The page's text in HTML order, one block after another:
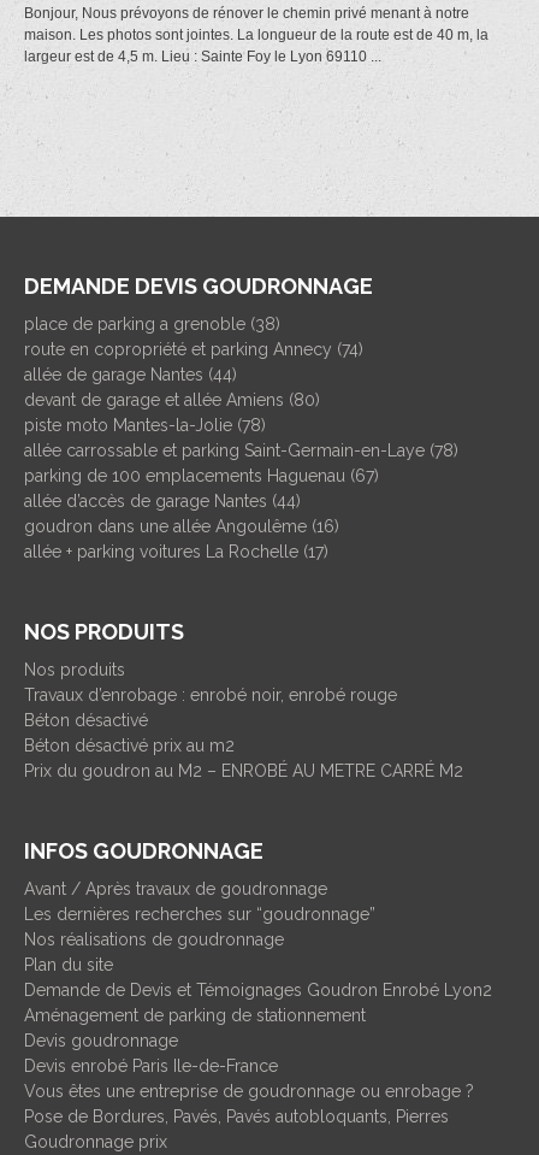
Bonjour, Nous prévoyons de rénover le chemin privé menant à notre
maison. Les photos sont jointes. La longueur de la route est de 40 m, la
largeur est de 4,5 m. Lieu : Sainte Foy le Lyon 69110 ...
DEMANDE DEVIS GOUDRONNAGE
place de parking a grenoble (38)
route en copropriété et parking Annecy (74)
allée de garage Nantes (44)
devant de garage et allée Amiens (80)
piste moto Mantes-la-Jolie (78)
allée carrossable et parking Saint-Germain-en-Laye (78)
parking de 100 emplacements Haguenau (67)
allée d’accès de garage Nantes (44)
goudron dans une allée Angoulême (16)
allée + parking voitures La Rochelle (17)
NOS PRODUITS
Nos produits
Travaux d’enrobage : enrobé noir, enrobé rouge
Béton désactivé
Béton désactivé prix au m2
Prix du goudron au M2 – ENROBÉ AU METRE CARRÉ M2
INFOS GOUDRONNAGE
Avant / Après travaux de goudronnage
Les dernières recherches sur “goudronnage”
Nos réalisations de goudronnage
Plan du site
Demande de Devis et Témoignages Goudron Enrobé Lyon2
Aménagement de parking de stationnement
Devis goudronnage
Devis enrobé Paris Ile-de-France
Vous êtes une entreprise de goudronnage ou enrobage ?
Pose de Bordures, Pavés, Pavés autobloquants, Pierres
Goudronnage prix